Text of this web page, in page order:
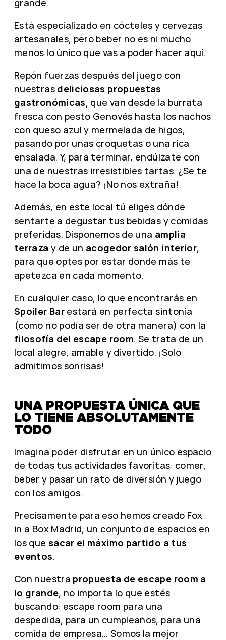
grande.
Está especializado en cócteles y cervezas
artesanales, pero beber no es ni mucho
menos lo único que vas a poder hacer aquí.
Repón fuerzas después del juego con
nuestras deliciosas propuestas
gastronómicas, que van desde la burrata
fresca con pesto Genovés hasta los nachos
con queso azul y mermelada de higos,
pasando por unas croquetas o una rica
ensalada. Y, para terminar, endúlzate con
una de nuestras irresistibles tartas. ¿Se te
hace la boca agua? ¡No nos extraña!
Además, en este local tú eliges dónde
sentarte a degustar tus bebidas y comidas
preferidas. Disponemos de una amplia
terraza y de un acogedor salón interior,
para que optes por estar donde más te
apetezca en cada momento.
En cualquier caso, lo que encontrarás en
Spoiler Barestará en perfecta sintonía
(como no podía ser de otra manera) con la
filosofía del escape room. Se trata de un
local alegre, amable y divertido. ¡Solo
admitimos sonrisas!
UNA PROPUESTA ÚNICA QUE
LO TIENE ABSOLUTAMENTE
TODO
Imagina poder disfrutar en un único espacio
de todas tus actividades favoritas: comer,
beber y pasar un rato de diversión y juego
con los amigos.
Precisamente para eso hemos creado Fox
in a Box Madrid, un conjunto de espacios en
los que sacar el máximo partido a tus
eventos.
Con nuestra propuesta de escape room a
lo grande, no importa lo que estés
buscando: escape room para una
despedida, para un cumpleaños, para una
comida de empresa… Somos la mejor